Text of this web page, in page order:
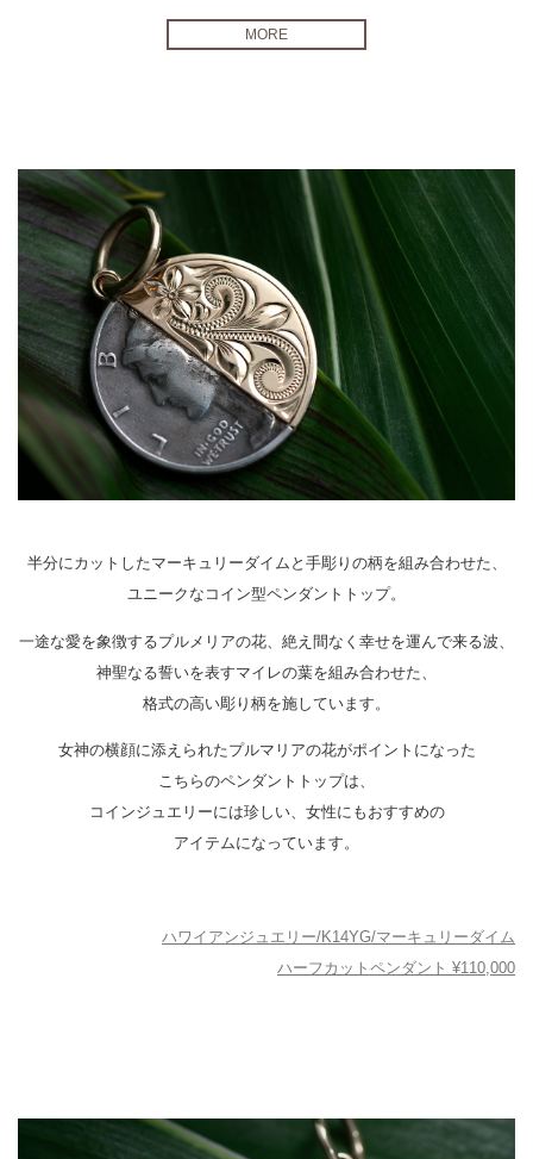
MORE
半分にカットしたマーキュリーダイムと手彫りの柄を組み合わせた、
ユニークなコイン型ペンダントトップ。
一途な愛を象徴するプルメリアの花、絶え間なく幸せを運んで来る波、
神聖なる誓いを表すマイレの葉を組み合わせた、
格式の高い彫り柄を施しています。
女神の横顔に添えられたプルマリアの花がポイントになった
こちらのペンダントトップは、
コインジュエリーには珍しい、女性にもおすすめの
アイテムになっています。
ハワイアンジュエリー/K14YG/マーキュリーダイム
ハーフカットペンダント ¥110,000